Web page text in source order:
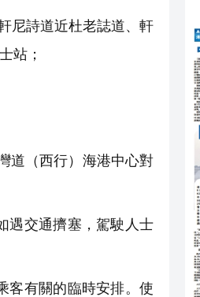
尼詩道近杜老誌道、軒
站；
道（西行）海港中心對
遇交通擠塞，駕駛人士
客有關的臨時安排。使